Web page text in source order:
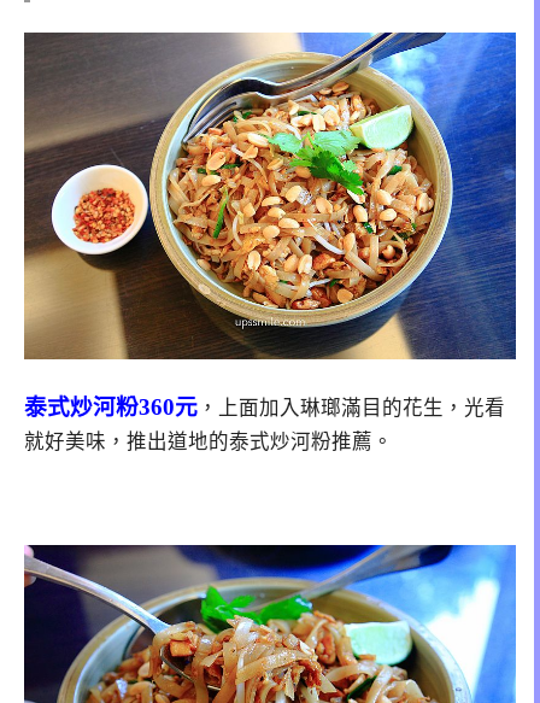
泰式炒河粉360元 ，上面加入琳瑯滿目的花生，光看
就好美味，推出道地的泰式炒河粉推薦。